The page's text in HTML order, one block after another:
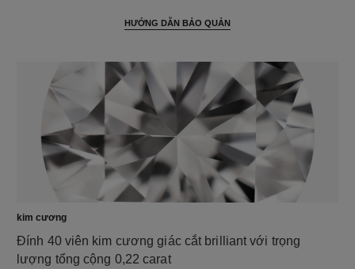
HƯỚNG DẪN BẢO QUẢN
kim cương
Đính 40 viên kim cương giác cắt brilliant với trọng
lượng tổng cộng 0,22 carat